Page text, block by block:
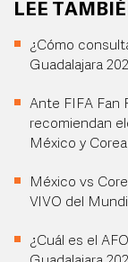
LEE
¿Cómo
Guadalajara
Ante FIFA Fan
recomiendan
México y Corea
México vs
VIVO del
¿Cuál es el